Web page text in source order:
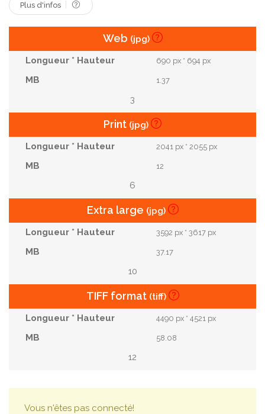
Plus d'infos
Web (jpg)
690 px * 694 px
1.37
3
Print (jpg)
2041 px * 2055 px
12
6
Extra large (jpg)
3592 px * 3617 px
37.17
10
TIFF format (tiff)
4490 px * 4521 px
58.08
12
Vous n'êtes pas connecté!